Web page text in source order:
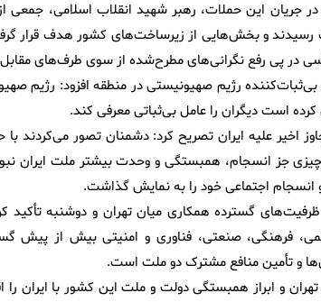
جریان این حملات، رهبر شهید انقلاب اسلامی، جمعی
رسیدند و بخش‌هایی از زیرساخت‌های کشور هدف قرار
در پی رفع نگرانی‌های مطرح‌شده از سوی طرف‌های مقابل
رژیم صهیونیستی در منطقه افزود: رژیم
است دیگران را عامل بی‌ثباتی معرفی کند.
اخیر علیه ایران تصریح کرد: دشمنان تصور می‌کردند
جز انسجام، همبستگی و وحدت بیشتر ملت ایران
و انسجام اجتماعی خود را به نمایش گذاشت.
گسترده همکاری میان تهران و دوشنبه تأکید
فرهنگی، صنعتی، فناوری و امنیتی بیش از پیش
و تأمین منافع مشترک دو ملت است.
و ابراز همبستگی دولت و ملت این کشور با ایران را